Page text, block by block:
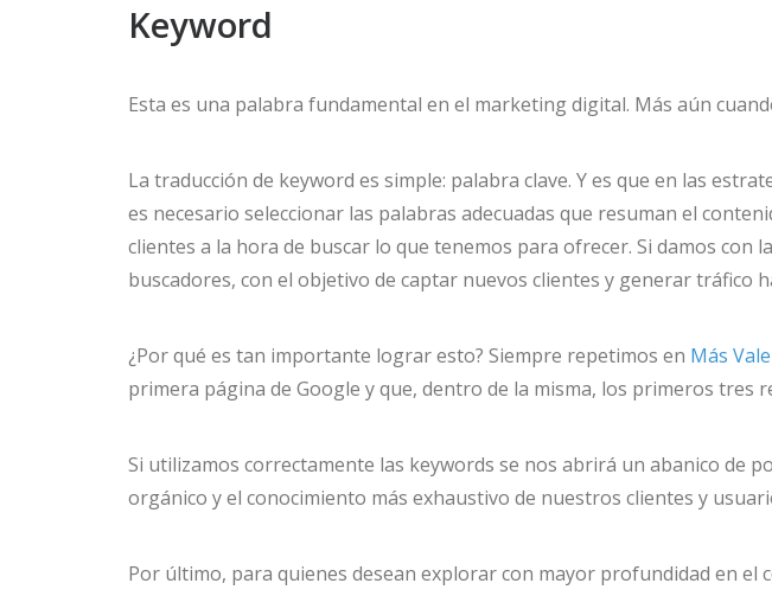
Keyword
Esta es una palabra fundamental en el marketing digital. Más aún
La traducción de keyword es simple: palabra clave. Y es que en las
es necesario seleccionar las palabras adecuadas que resuman el
clientes a la hora de buscar lo que tenemos para ofrecer. Si damos
buscadores, con el objetivo de captar nuevos clientes y generar tráfico
¿Por qué es tan importante lograr esto? Siempre repetimos en Más
primera página de Google y que, dentro de la misma, los primeros tres
Si utilizamos correctamente las keywords se nos abrirá un abanico de
orgánico y el conocimiento más exhaustivo de nuestros clientes y
Por último, para quienes desean explorar con mayor profundidad en